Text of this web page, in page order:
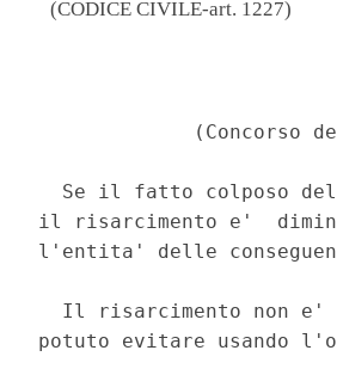
(CODICE CIVILE-art. 1227)
(Concorso
Se il fatto colposo
il risarcimento e'
l'entita' delle
Il risarcimento non e'
potuto evitare usando